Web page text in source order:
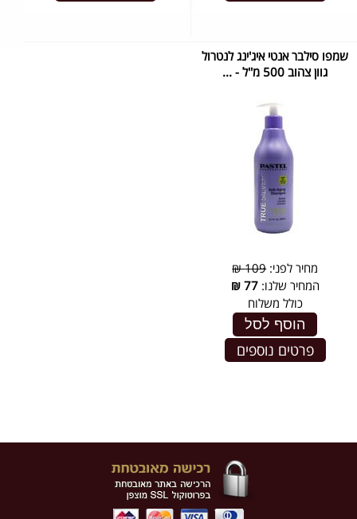
שמפו סילבר אנטי איג'ינג לנטרול
גוון צהוב 500 מ''ל - ...
מחיר לפני:109 ₪
המחיר שלנו:77
₪
כולל משלוח
הוסף לסל
פרטים נוספים